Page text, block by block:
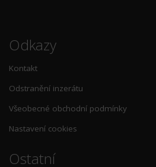
Odkazy
Kontakt
Odstranění inzerátu
Všeobecné obchodní podmínky
Nastavení cookies
Ostatní